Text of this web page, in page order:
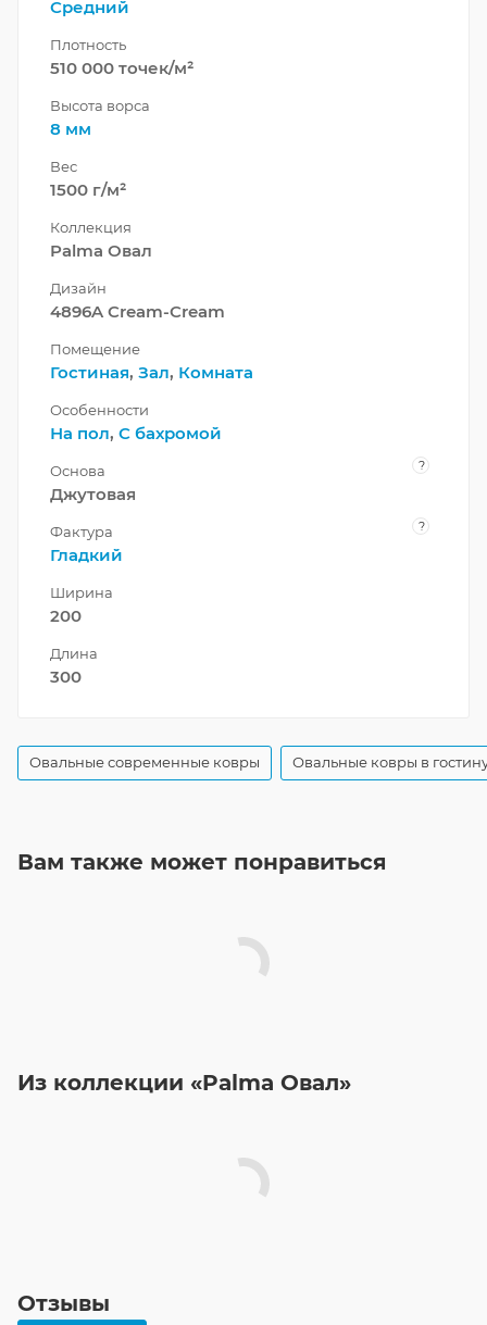
Средний
Плотность
510 000 точек/м²
Высота ворса
8 мм
Вес
1500 г/м²
Коллекция
Palma Овал
Дизайн
4896A Cream-Cream
Помещение
Гостиная, Зал, Комната
Особенности
На пол, С бахромой
Основа ?
Джутовая
Фактура ?
Гладкий
Ширина
200
Длина
300
Овальные современные ковры Овальные ковры в
Вам также может понравиться
Из коллекции «Palma Овал»
Отзывы